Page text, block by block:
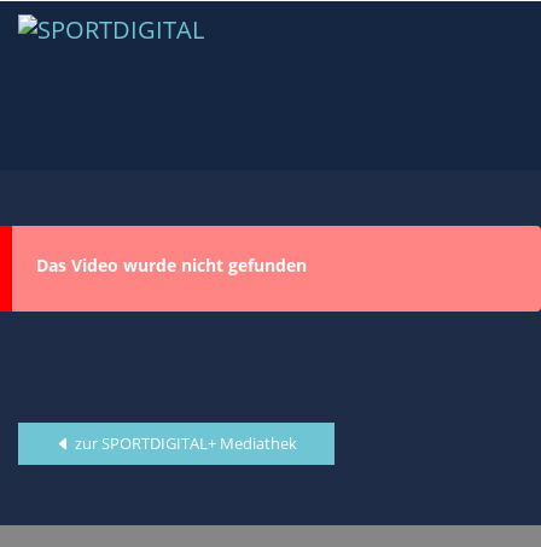
Das Video wurde nicht gefunden
zur SPORTDIGITAL+ Mediathek